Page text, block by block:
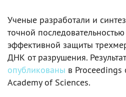
Ученые разработали и
точной
эффективной защиты
ДНК от разрушения.
опубликованы в
Academy of Sciences.